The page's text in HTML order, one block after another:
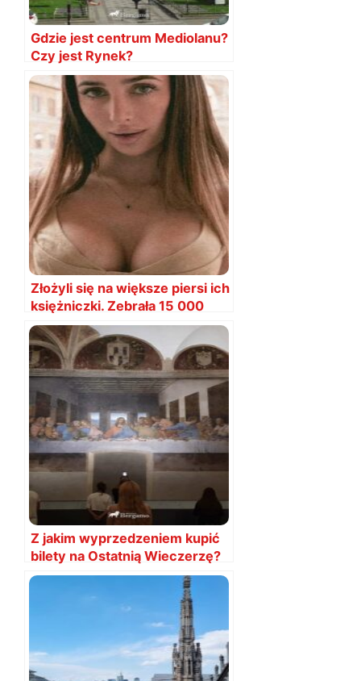
Gdzie jest centrum Mediolanu?
Czy jest Rynek?
Złożyli się na większe piersi ich
księżniczki. Zebrała 15 000
EUR w dzień
Z jakim wyprzedzeniem kupić
bilety na Ostatnią Wieczerzę?
Daty